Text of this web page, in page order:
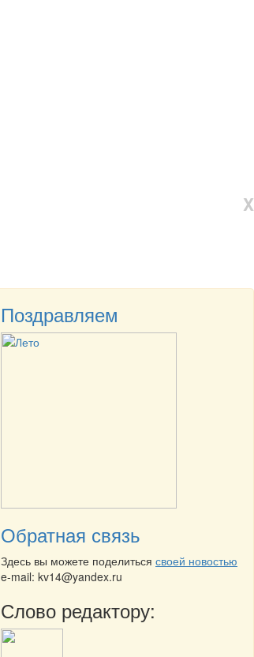
X
Поздравляем
Обратная связь
Здесь вы можете поделиться своей новостью
e-mail: kv14@yandex.ru
Слово редактору: